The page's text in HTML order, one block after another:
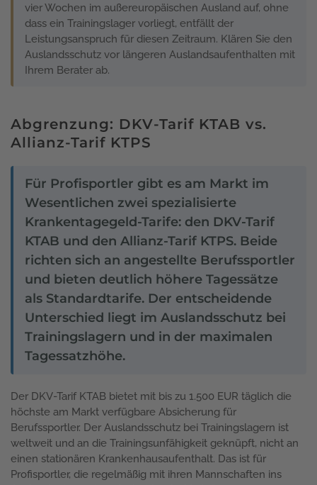
vier Wochen im außereuropäischen Ausland auf, ohne
dass ein Trainingslager vorliegt, entfällt der
Leistungsanspruch für diesen Zeitraum. Klären Sie den
Auslandsschutz vor längeren Auslandsaufenthalten mit
Ihrem Berater ab.
Abgrenzung: DKV-Tarif KTAB vs.
Allianz-Tarif KTPS
Für Profisportler gibt es am Markt im
Wesentlichen zwei spezialisierte
Krankentagegeld-Tarife: den DKV-Tarif
KTAB und den Allianz-Tarif KTPS. Beide
richten sich an angestellte Berufssportler
und bieten deutlich höhere Tagessätze
als Standardtarife. Der entscheidende
Unterschied liegt im Auslandsschutz bei
Trainingslagern und in der maximalen
Tagessatzhöhe.
Der DKV-Tarif KTAB bietet mit bis zu 1.500 EUR täglich die
höchste am Markt verfügbare Absicherung für
Berufssportler. Der Auslandsschutz bei Trainingslagern ist
weltweit und an die Trainingsunfähigkeit geknüpft, nicht an
einen stationären Krankenhausaufenthalt. Das ist für
Profisportler, die regelmäßig mit ihren Mannschaften ins